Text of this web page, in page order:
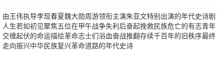
由王伟执导李现春夏魏大勋周游领衔主演朱亚文特别出演的年代史诗剧
人生若如初见聚焦五位在甲午战争失利后奋起挽救民族危亡的有志青年
交缠起伏的命运描绘革命志士们浴血奋战推翻存续千百年的旧秩序最终
走向振兴中华民族复兴革命道路的年代史诗